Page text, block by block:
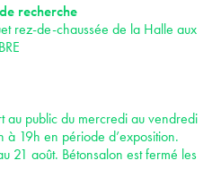
recherche
rez-de-chaussée de la Halle aux
au public du mercredi au vendredi
19h en période d’exposition.
21 août. Bétonsalon est fermé les